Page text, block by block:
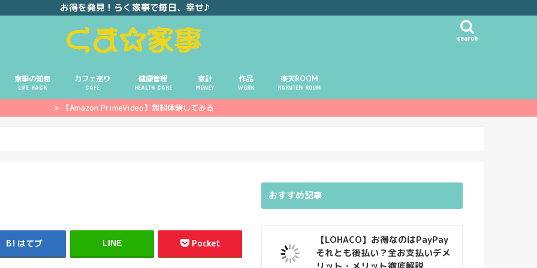
お得を発見！らく家事で毎日、幸せ♪
search
家事の知恵
LIFE HACK
カフェ巡り
CAFE
健康管理
HEALTH CARE
家計
MONEY
ポイ活
投資
副業
作品
WORK
楽天ROOM
RAKUTEN ROOM
【Amazon PrimeVideo】無料体験してみる
はてブ LINE Pocket
おすすめ記事
【LOHACO】お得なのはPayPay
それとも後払い？全お支払いデメ